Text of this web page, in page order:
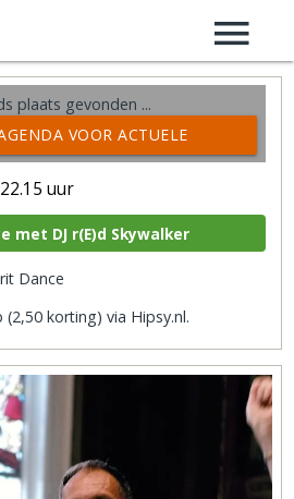
plaats gevonden ...
VOOR ACTUELE
uur
met DJ r(E)d Skywalker
Dance
korting) via Hipsy.nl.